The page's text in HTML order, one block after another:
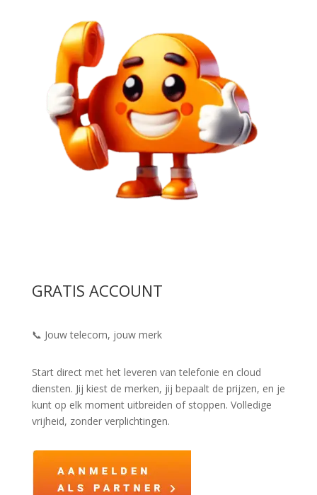
GRATIS ACCOUNT
📞 Jouw telecom, jouw merk
Start direct met het leveren van telefonie en cloud
diensten. Jij kiest de merken, jij bepaalt de prijzen, en je
kunt op elk moment uitbreiden of stoppen. Volledige
vrijheid, zonder verplichtingen.